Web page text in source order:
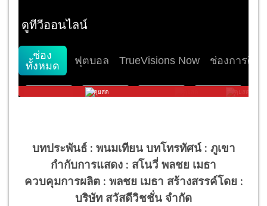
บทประพันธ์ : พนมเทียน บทโทรทัศน์ : ภูเขา
กำกับการแสดง : สโนวี่ พลชย เมธา
ควบคุมการผลิต : พลชย เมธา สร้างสรรค์โดย :
บริษัท สวัสดีวิชชั่น จำกัด